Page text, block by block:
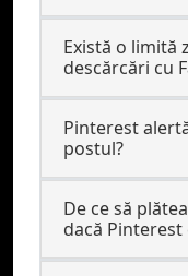
Există o limită
descărcări cu
Pinterest
postul?
De ce să
dacă